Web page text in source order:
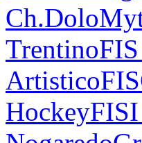
Ch.
Trentino
Artistico
Hockey